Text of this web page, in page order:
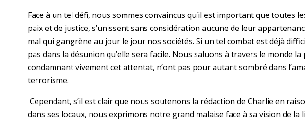
Face à un tel défi, nous sommes convaincus qu’il est important que toutes
paix et de justice, s’unissent sans considération aucune de leur
mal qui gangrène au jour le jour nos sociétés. Si un tel combat est déjà
pas dans la désunion qu’elle sera facile. Nous saluons à travers le monde
condamnant vivement cet attentat, n’ont pas pour autant sombré dans
terrorisme.
Cependant, s’il est clair que nous soutenons la rédaction de Charlie en
dans ses locaux, nous exprimons notre grand malaise face à sa vision de la